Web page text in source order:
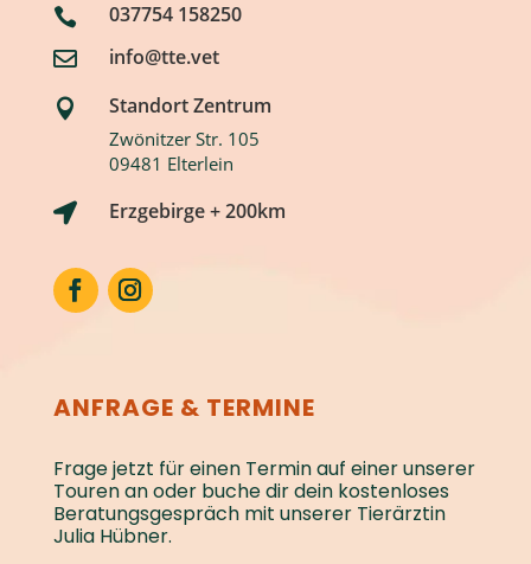
 037754 158250
 info@tte.vet
 Standort Zentrum
Zwönitzer Str. 105
09481 Elterlein
 Erzgebirge + 200km
ANFRAGE & TERMINE
Frage jetzt für einen Termin auf einer unserer
Touren an oder buche dir dein kostenloses
Beratungs­gespräch mit unserer Tierärztin
Julia Hübner.